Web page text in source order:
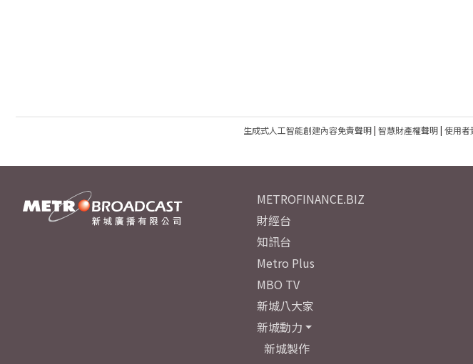
生成式人工智能創建內容免責聲明| 智慧財產權聲明| 使用者
METROFINANCE.BIZ
財經台
知訊台
Metro Plus
MBO TV
新城八大家
新城動力
新城製作